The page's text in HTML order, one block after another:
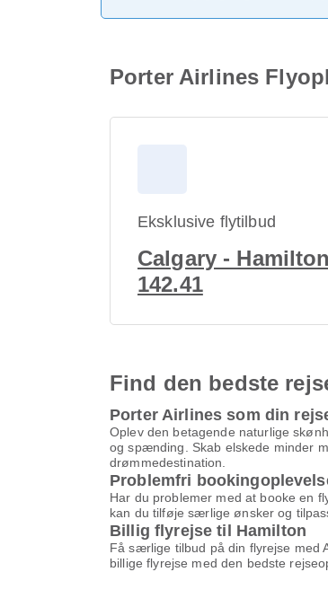
Porter Airlines
Eksklusive flytilbud
Calgary -
142.41
Find den bedste
Porter Airlines som din
Oplev den betagende naturlige
og spænding. Skab elskede minder
drømmedestination.
Problemfri
Har du problemer med at booke en
kan du tilføje særlige ønsker og
Billig flyrejse til Hamilton
Få særlige tilbud på din flyrejse med
billige flyrejse med den bedste